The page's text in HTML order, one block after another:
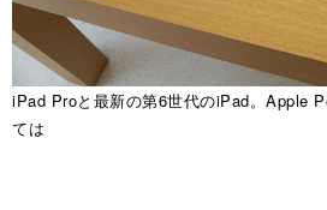
iPad Proと最新の第6世代のiPad。Apple
ては